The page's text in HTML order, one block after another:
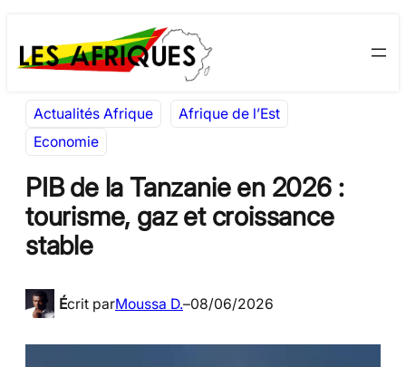
au
contenu
to
content
Actualités Afrique
Afrique de l’Est
Economie
PIB de la Tanzanie en 2026 :
tourisme, gaz et croissance
stable
Écrit parMoussa D.–08/06/2026